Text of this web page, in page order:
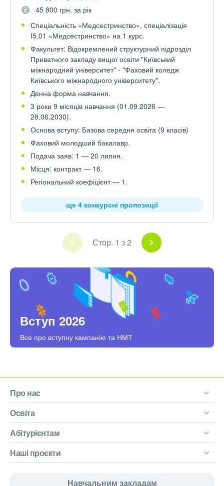
45 800 грн. за рік
Спеціальність «Медсестринство», спеціалізація
I5.01 «Медсестринство» на 1 курс.
Факультет: Відокремлений структурний підрозділ
Приватного закладу вищої освіти "Київський
міжнародний університет" - "Фаховий коледж
Київського міжнародного університету".
Денна форма навчання.
3 роки 9 місяців навчання (01.09.2026 —
28.06.2030).
Основа вступу: Базова середня освіта (9 класів)
Фаховий молодший бакалавр.
Подача заяв: 1 — 20 липня.
Місця: контракт — 16.
Регіональний коефіцієнт — 1.
ще 4 конкурсні пропозиції
Стор. 1 з 2
Вступ 2026
Все про вступну кампанію та НМТ
Про нас
Освіта
Абітурієнтам
Наші проєкти
Навчальним закладам